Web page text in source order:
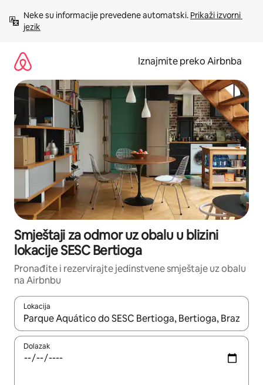
sadržaj
Neke su informacije prevedene automatski. Prikaži izvorni
jezik
Iznajmite preko Airbnba
Smještaji za odmor uz obalu u blizini
lokacije SESC Bertioga
Pronađite i rezervirajte jedinstvene smještaje uz obalu
na Airbnbu
Lokacija
Kada budu dostupni rezultati, moći ćete ih pregledati
Dolazak